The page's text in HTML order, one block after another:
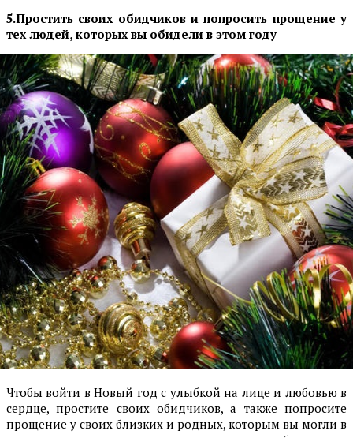
5.Простить своих обидчиков и попросить прощение у
тех людей, которых вы обидели в этом году
Чтобы войти в Новый год с улыбкой на лице и любовью в
сердце, простите своих обидчиков, а также попросите
прощение у своих близких и родных, которым вы могли в